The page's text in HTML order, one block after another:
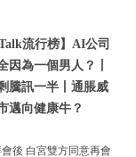
流行榜】AI公司
因為一個男人？丨
騰訊一半丨通脹威
邁向健康牛？
後 白宮雙方同意再會